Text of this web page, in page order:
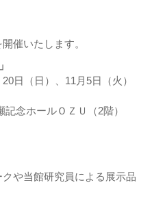
催いたします。
日（日）、11月5日（火）
念ホールＯＺＵ（2階）
や当館研究員による展示品